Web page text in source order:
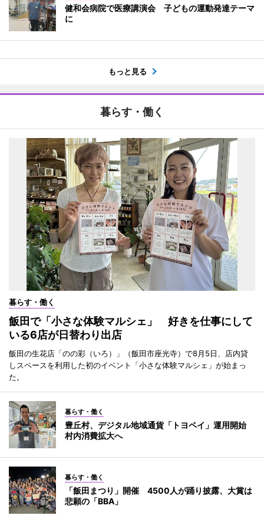
健和会病院で医療講演会 子どもの運動発達テーマ
に
もっと見る
暮らす・働く
暮らす・働く
飯田で「小さな体験マルシェ」 好きを仕事にして
いる6店が日替わり出店
飯田の生花店「のの彩（いろ）」（飯田市座光寺）で8月5日、店内貸
しスペースを利用した初のイベント「小さな体験マルシェ」が始まっ
た。
暮らす・働く
豊丘村、デジタル地域通貨「トヨペイ」運用開始
村内消費拡大へ
暮らす・働く
「飯田まつり」開催 4500人が踊り披露、大賞は
悲願の「BBA」